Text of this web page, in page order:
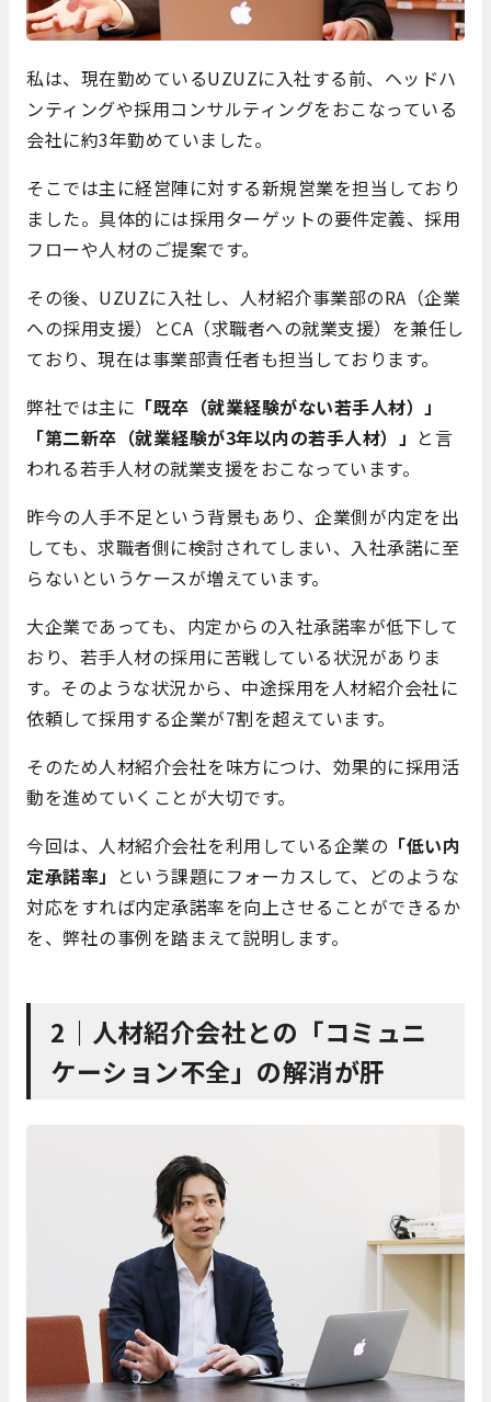
私は、現在勤めているUZUZに入社する前、ヘッドハ
ンティングや採用コンサルティングをおこなっている
会社に約3年勤めていました。
そこでは主に経営陣に対する新規営業を担当しており
ました。具体的には採用ターゲットの要件定義、採用
フローや人材のご提案です。
その後、UZUZに入社し、人材紹介事業部のRA（企業
への採用支援）とCA（求職者への就業支援）を兼任し
ており、現在は事業部責任者も担当しております。
弊社では主に 「既卒（就業経験がない若手人材）」
「第二新卒（就業経験が3年以内の若手人材）」 と言
われる若手人材の就業支援をおこなっています。
昨今の人手不足という背景もあり、企業側が内定を出
しても、求職者側に検討されてしまい、入社承諾に至
らないというケースが増えています。
大企業であっても、内定からの入社承諾率が低下して
おり、若手人材の採用に苦戦している状況がありま
す。そのような状況から、中途採用を人材紹介会社に
依頼して採用する企業が7割を超えています。
そのため人材紹介会社を味方につけ、効果的に採用活
動を進めていくことが大切です。
今回は、人材紹介会社を利用している企業の 「低い内
定承諾率」 という課題にフォーカスして、どのような
対応をすれば内定承諾率を向上させることができるか
を、弊社の事例を踏まえて説明します。
2｜人材紹介会社との「コミュニ
ケーション不全」の解消が肝